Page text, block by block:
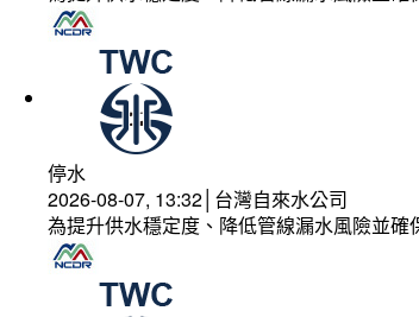
停水
2026-08-07, 13:32│台灣自來水公司
為提升供水穩定度、降低管線漏水風險並